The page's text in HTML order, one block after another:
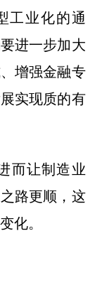
工业化的通
进一步加大
增强金融专
实现质的有
而让制造业
路更顺，这
化。